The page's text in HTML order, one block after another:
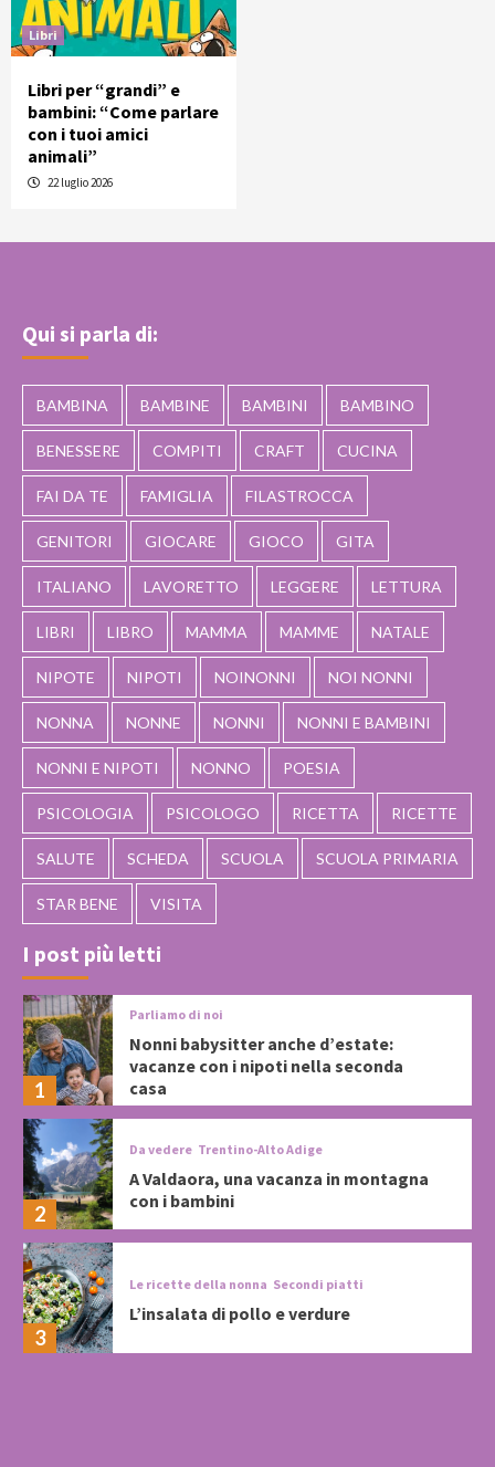
Libri
Libri per “grandi” e
bambini: “Come parlare
con i tuoi amici
animali”
22 luglio 2026
Qui si parla di:
BAMBINA BAMBINE BAMBINI BAMBINO
BENESSERE COMPITI CRAFT CUCINA
FAI DA TE FAMIGLIA FILASTROCCA
GENITORI GIOCARE GIOCO GITA
ITALIANO LAVORETTO LEGGERE LETTURA
LIBRI LIBRO MAMMA MAMME NATALE
NIPOTE NIPOTI NOINONNI NOI NONNI
NONNA NONNE NONNI NONNI E BAMBINI
NONNI E NIPOTI NONNO POESIA
PSICOLOGIA PSICOLOGO RICETTA RICETTE
SALUTE SCHEDA SCUOLA SCUOLA PRIMARIA
STAR BENE VISITA
I post più letti
1
Parliamo di noi
Nonni babysitter anche d’estate:
vacanze con i nipoti nella seconda
casa
2
Da vedere Trentino-Alto Adige
A Valdaora, una vacanza in montagna
con i bambini
3
Le ricette della nonna Secondi piatti
L’insalata di pollo e verdure